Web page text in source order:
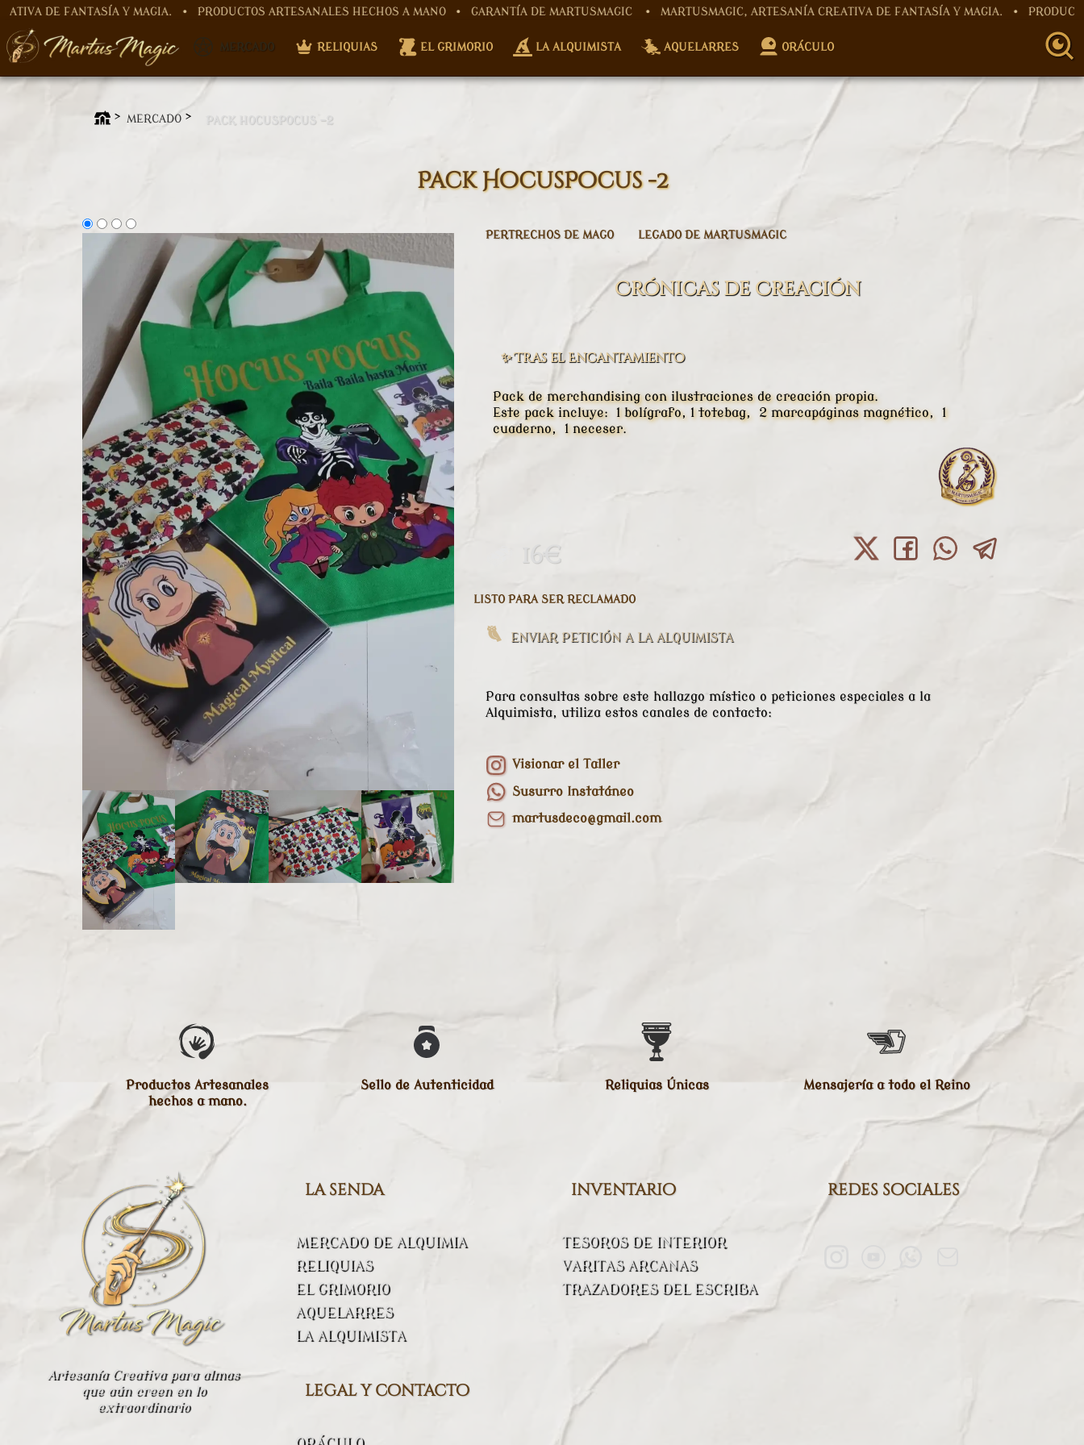
FANTASÍA Y MAGIA. • PRODUCTOS ARTESANALES HECHOS A MANO • GARANTÍA DE MARTUSMAGIC • MARTUSMAGIC, ARTESANÍA CREATIVA DE FANTASÍA Y MAGIA. • PRODUCTOS
RELIQUIAS EL GRIMORIO LA ALQUIMISTA AQUELARRES ORÁCULO
PACK HOCUSPOCUS -2
MERCADO
Pack HocusPocus -2
PERTRECHOS DE MAGO LEGADO DE MARTUSMAGIC
Crónicas de Creación
✨ Tras el Encantamiento
Pack de merchandising con ilustraciones de creación propia.
Este pack incluye: 1 bolígrafo, 1 totebag, 2 marcapáginas magnético, 1
cuaderno, 1 neceser.
16€
LISTO PARA SER RECLAMADO
ENVIAR PETICIÓN A LA ALQUIMISTA
Para consultas sobre este hallazgo místico o peticiones especiales a la
Alquimista, utiliza estos canales de contacto:
Visionar el Taller
Susurro Instatáneo
martusdeco@gmail.com
Productos Artesanales
hechos a mano.
Sello de Autenticidad Reliquias Únicas Mensajería a todo el Reino
Artesanía Creativa para almas
que aún creen en lo
extraordinario
la senda
MERCADO DE ALQUIMIA
RELIQUIAS
EL GRIMORIO
AQUELARRES
LA ALQUIMISTA
legal y contacto
inventario
TESOROS DE INTERIOR
VARITAS ARCANAS
TRAZADORES DEL ESCRIBA
redes sociales